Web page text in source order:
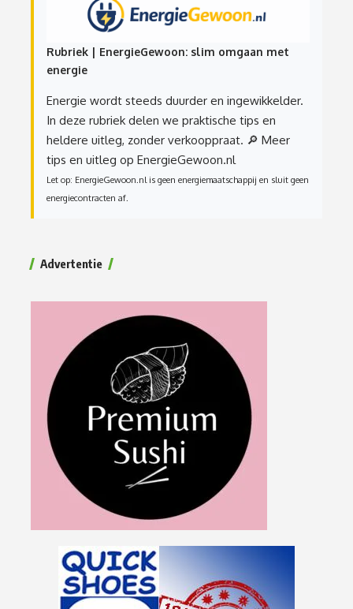
Rubriek | EnergieGewoon: slim omgaan met
energie
Energie wordt steeds duurder en ingewikkelder.
In deze rubriek delen we praktische tips en
heldere uitleg, zonder verkooppraat. 🔎 Meer
tips en uitleg op EnergieGewoon.nl
Let op: EnergieGewoon.nl is geen energiemaatschappij en sluit geen
energiecontracten af.
Advertentie